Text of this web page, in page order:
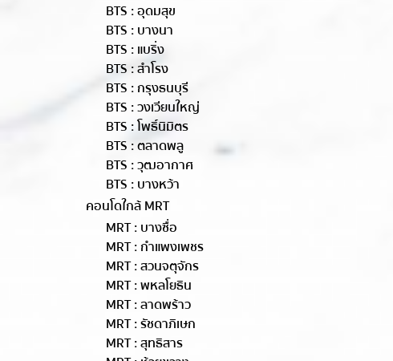
BTS : อุดมสุข
BTS : บางนา
BTS : แบริ่ง
BTS : สำโรง
BTS : กรุงธนบุรี
BTS : วงเวียนใหญ่
BTS : โพธิ์นิมิตร
BTS : ตลาดพลู
BTS : วุฒอากาศ
BTS : บางหว้า
คอนโดใกล้ MRT
MRT : บางซื่อ
MRT : กำแพงเพชร
MRT : สวนจตุจักร
MRT : พหลโยธิน
MRT : ลาดพร้าว
MRT : รัชดาภิเษก
MRT : สุทธิสาร